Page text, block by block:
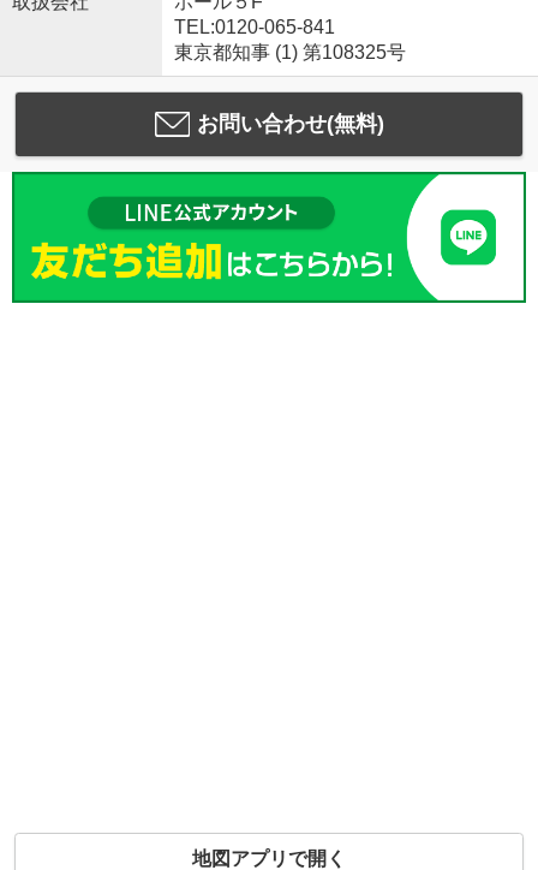
TEL:0120-065-841
東京都知事 (1) 第108325号
お問い合わせ(無料)
地図アプリで開く